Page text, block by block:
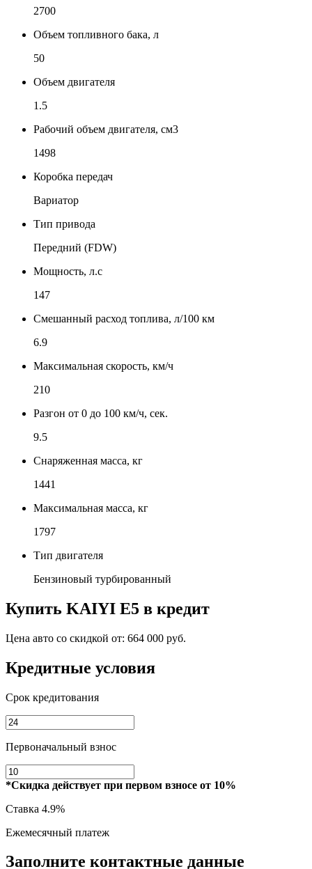
2700
Объем топливного бака, л
50
Объем двигателя
1.5
Рабочий объем двигателя, см3
1498
Коробка передач
Вариатор
Тип привода
Передний (FDW)
Мощность, л.с
147
Смешанный расход топлива, л/100 км
6.9
Максимальная скорость, км/ч
210
Разгон от 0 до 100 км/ч, сек.
9.5
Снаряженная масса, кг
1441
Максимальная масса, кг
1797
Тип двигателя
Бензиновый турбированный
Купить KAIYI E5 в кредит
Цена авто со скидкой от: 664 000 руб.
Кредитные условия
Срок кредитования
Первоначальный взнос
*Скидка действует при первом взносе от 10%
Ставка 4.9%
Ежемесячный платеж
Заполните контактные данные